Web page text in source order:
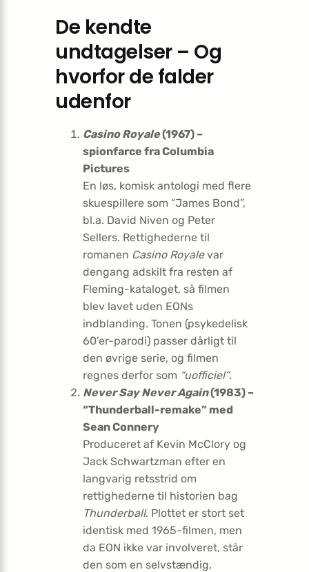
De kendte
undtagelser – Og
hvorfor de falder
udenfor
Casino Royale(1967) –
spionfarce fra Columbia
Pictures
En løs, komisk antologi med flere
skuespillere som “James Bond”,
bl.a. David Niven og Peter
Sellers. Rettighederne til
romanen Casino Royalevar
dengang adskilt fra resten af
Fleming-kataloget, så filmen
blev lavet uden EONs
indblanding. Tonen (psykedelisk
60’er-parodi) passer dårligt til
den øvrige serie, og filmen
regnes derfor som “uofficiel”.
Never Say Never Again(1983) –
“Thunderball-remake” med
Sean Connery
Produceret af Kevin McClory og
Jack Schwartzman efter en
langvarig retsstrid om
rettighederne til historien bag
Thunderball. Plottet er stort set
identisk med 1965-filmen, men
da EON ikke var involveret, står
den som en selvstændig,